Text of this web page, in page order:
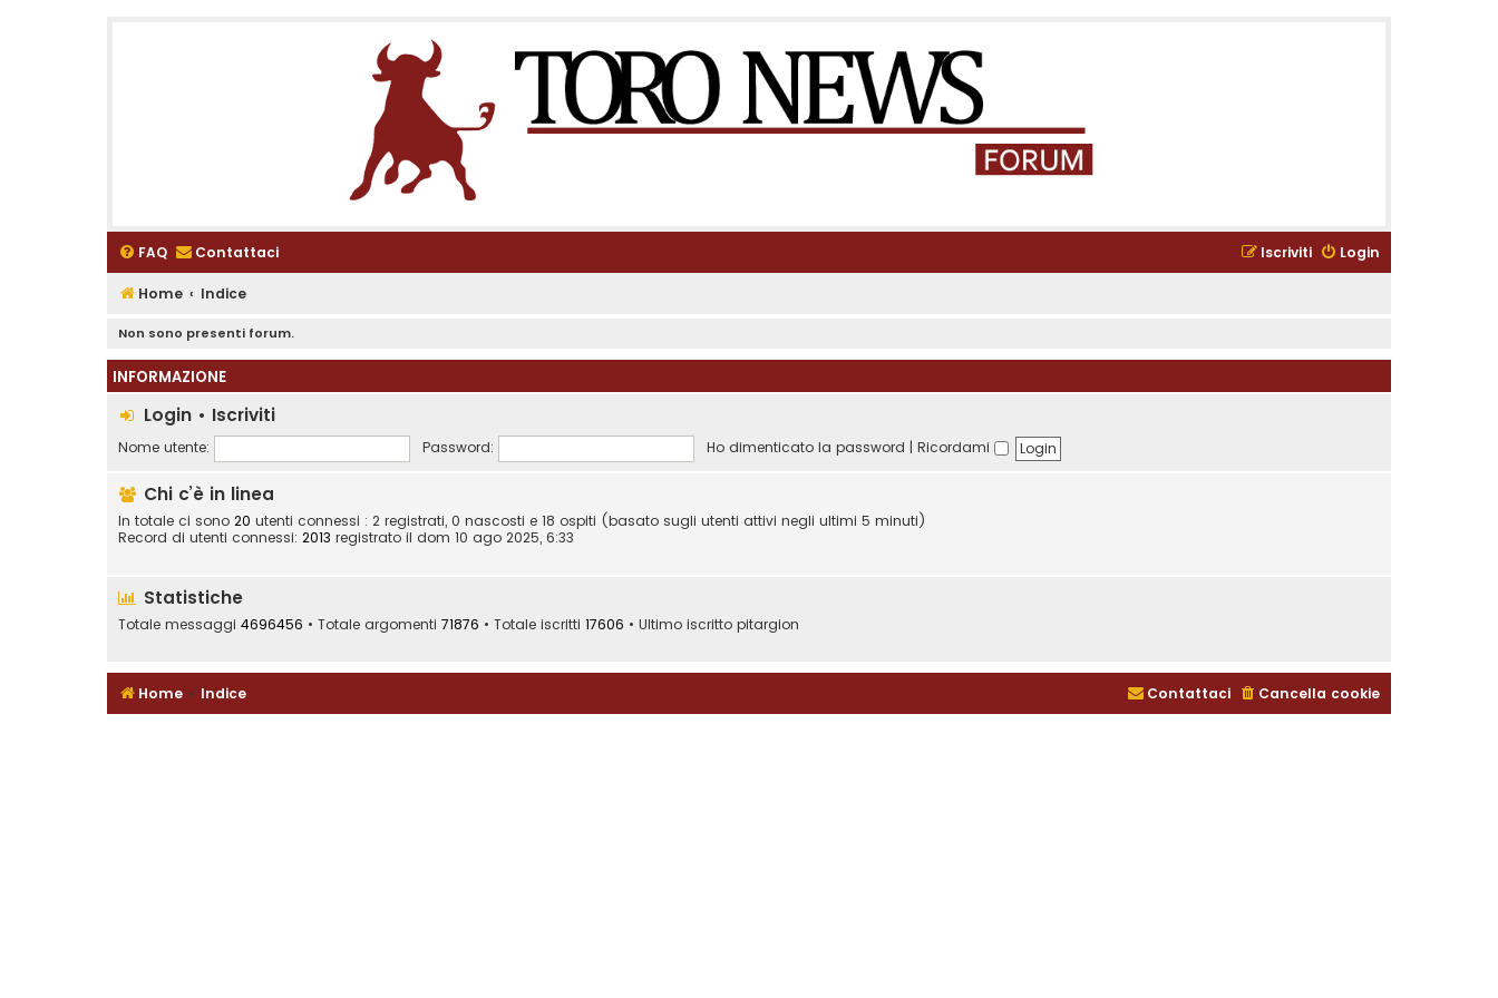
FAQ Contattaci Login
Iscriviti
Home Indice
Non sono presenti forum.
INFORMAZIONE
Login • Iscriviti
Nome utente: Password: Ho dimenticato la password | Ricordami
Chi c’è in linea
In totale ci sono 20 utenti connessi : 2 registrati, 0 nascosti e 18 ospiti (basato sugli utenti attivi negli ultimi 5 minuti)
Record di utenti connessi: 2013 registrato il dom 10 ago 2025, 6:33
Statistiche
Totale messaggi 4696456 • Totale argomenti 71876 • Totale iscritti 17606 • Ultimo iscritto pitargion
Home Indice Cancella cookie
Contattaci